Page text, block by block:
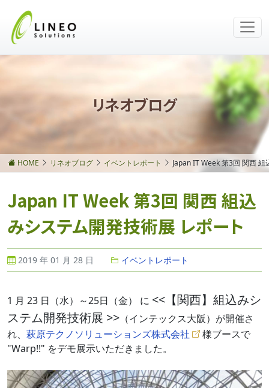
リネオブログ
HOME リネオブログ イベントレポート Japan IT Week 第3回 関西
Japan IT Week 第3回 関西 組込
みシステム開発技術展 レポート
2019 年 01 月 28 日 イベントレポート
1 月 23 日（水）～25日（金） に <<【関西】組込みシ
ステム開発技術展 >> （インテックス大阪）が開催さ
れ、 萩原テクノソリューションズ株式会社
様ブースで
"Warp!!" をデモ展示いただきました。